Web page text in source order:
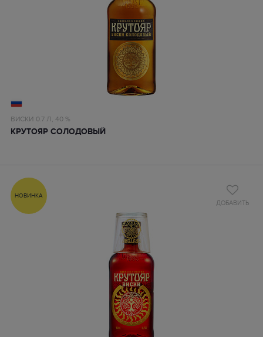
ВИСКИ 0.7 Л, 40 %
КРУТОЯР СОЛОДОВЫЙ
ДОБАВИТЬ
НОВИНКА